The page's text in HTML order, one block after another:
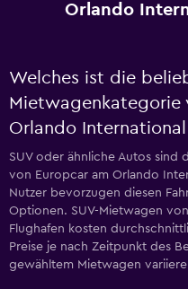
Orlando
Welches ist die
Mietwagenkategorie
Orlando International
SUV oder ähnliche Autos
von Europcar am Orlando
Nutzer bevorzugen diesen
Optionen. SUV-Mietwagen
Flughafen kosten
Preise je nach Zeitpunkt des
gewähltem Mietwagen